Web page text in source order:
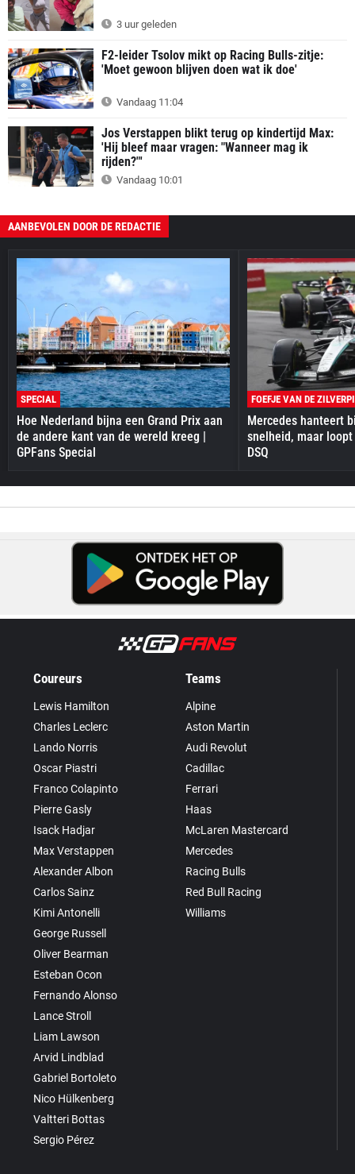
3 uur geleden
F2-leider Tsolov mikt op Racing Bulls-zitje:
'Moet gewoon blijven doen wat ik doe'
Vandaag 11:04
Jos Verstappen blikt terug op kindertijd Max:
'Hij bleef maar vragen: "Wanneer mag ik
rijden?"'
Vandaag 10:01
AANBEVOLEN DOOR DE REDACTIE
SPECIAL
Hoe Nederland bijna een Grand Prix aan
de andere kant van de wereld kreeg |
GPFans Special
FOEFJE VAN DE
Mercedes hanteert
snelheid, maar
DSQ
Coureurs
Lewis Hamilton
Charles Leclerc
Lando Norris
Oscar Piastri
Franco Colapinto
Pierre Gasly
Isack Hadjar
Max Verstappen
Alexander Albon
Carlos Sainz
Kimi Antonelli
George Russell
Oliver Bearman
Esteban Ocon
Fernando Alonso
Lance Stroll
Liam Lawson
Arvid Lindblad
Gabriel Bortoleto
Nico Hülkenberg
Valtteri Bottas
Sergio Pérez
Teams
Alpine
Aston Martin
Audi Revolut
Cadillac
Ferrari
Haas
McLaren Mastercard
Mercedes
Racing Bulls
Red Bull Racing
Williams